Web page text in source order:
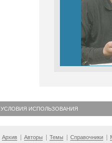
УСЛОВИЯ ИСПОЛЬЗОВАНИЯ
Архив Авторы Темы Справочники